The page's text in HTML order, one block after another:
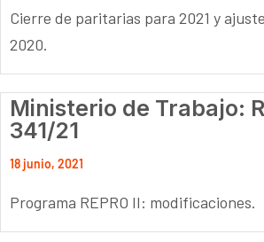
Cierre de paritarias para 2021 y
2020.
Ministerio de Trabajo:
341/21
18 junio, 2021
Programa REPRO II: modificaciones.